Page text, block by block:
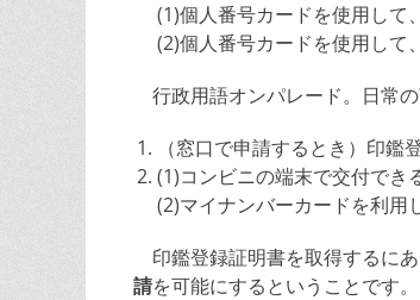
(1)個人番号カードを使用して
(2)個人番号カードを使用して
行政用語オンパレード。日常の
（窓口で申請するとき）印
(1)コンビニの端末で交付でき
(2)マイナンバーカードを利用
印鑑登録証明書を取得するにあ
請を可能にするということです。